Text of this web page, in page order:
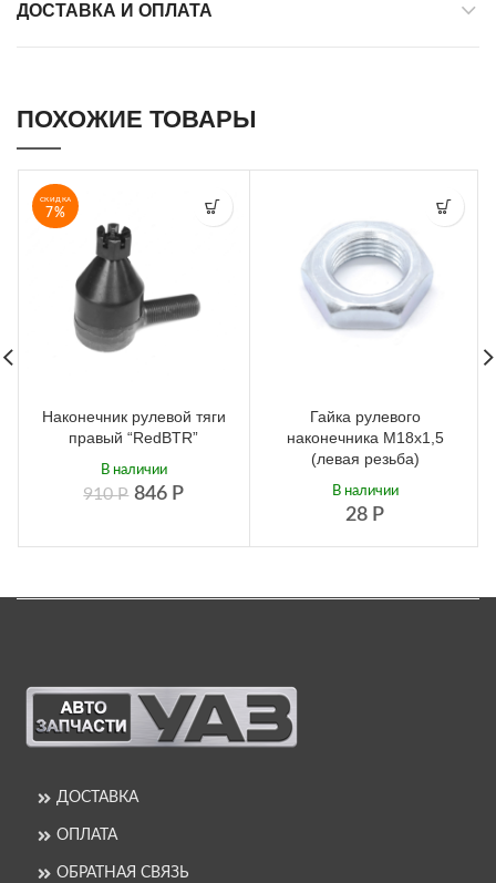
ДОСТАВКА И ОПЛАТА
ПОХОЖИЕ ТОВАРЫ
СКИДКА
7%
Наконечник рулевой тяги
правый “RedBTR”
910Р 846 Р
В наличии
Гайка рулевого
наконечника М18х1,5
(левая резьба)
28 Р
В наличии
ДОСТАВКА
ОПЛАТА
ОБРАТНАЯ СВЯЗЬ